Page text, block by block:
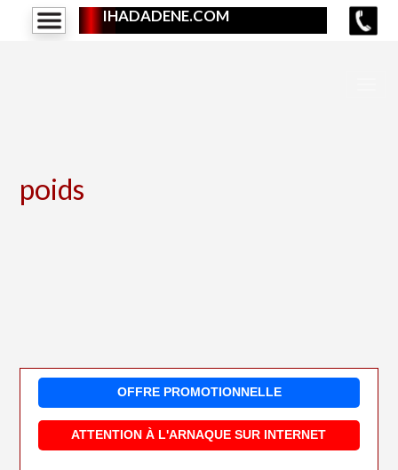
IHADADENE.COM
poids
OFFRE PROMOTIONNELLE
ATTENTION À L'ARNAQUE SUR INTERNET